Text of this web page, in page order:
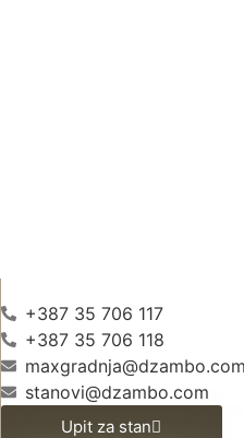
+387 35 706 117
+387 35 706 118
stanovi@dzambo.com
Upit za stan